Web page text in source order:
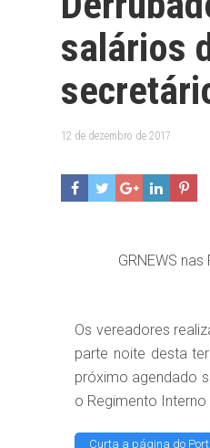
salários
12 de dezembro de 2017
GRNEWS
Os vereadores
parte noite desta
próximo agendado
o Regimento Interno
Curta a página do